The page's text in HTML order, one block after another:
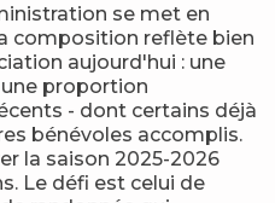
se met en
composition reflète bien
aujourd'hui : une
proportion
- dont certains déjà
bénévoles accomplis.
la saison 2025-2026
Le défi est celui de